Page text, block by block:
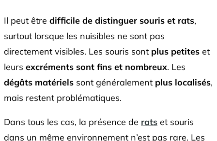
Il peut être difficile de distinguer souris et rats,
surtout lorsque les nuisibles ne sont pas
directement visibles. Les souris sont plus petites et
leurs excréments sont fins et nombreux. Les
dégâts matériels sont généralement plus localisés,
mais restent problématiques.
Dans tous les cas, la présence de rats et souris
dans un même environnement n’est pas rare. Les